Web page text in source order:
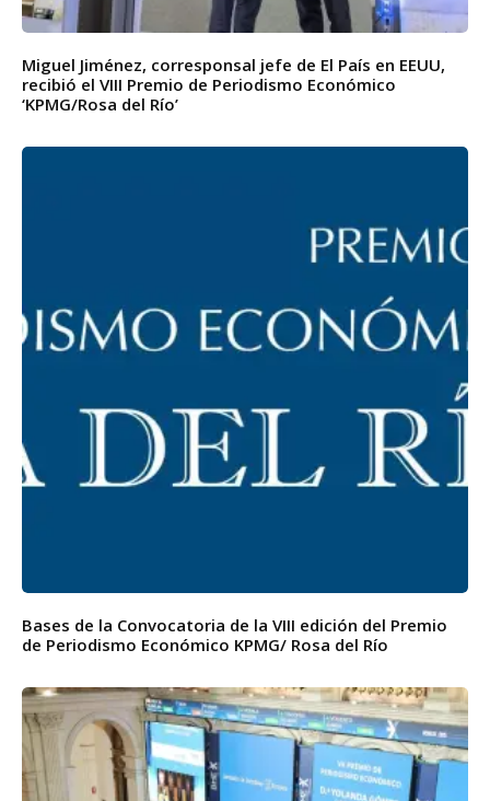
Miguel Jiménez, corresponsal jefe de El País en EEUU,
recibió el VIII Premio de Periodismo Económico
‘KPMG/Rosa del Río’
Bases de la Convocatoria de la VIII edición del Premio
de Periodismo Económico KPMG/ Rosa del Río